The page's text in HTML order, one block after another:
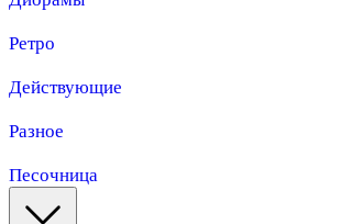
Ретро
Действующие
Разное
Песочница